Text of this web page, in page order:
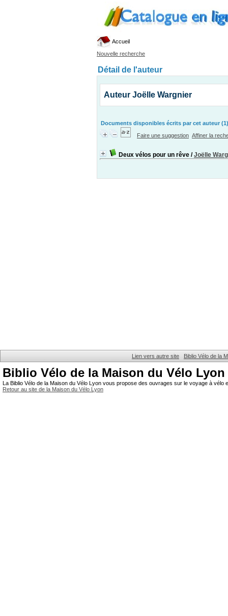
Accueil
Nouvelle recherche
Détail de l'auteur
Auteur Joëlle Wargnier
Documents disponibles écrits par cet auteur (1)
Faire une suggestion Affiner la
Deux vélos pour un rêve /Joëlle
Lien vers autre site Biblio Vélo de la
Biblio Vélo de la Maison du Vélo Lyon
La Biblio Vélo de la Maison du Vélo Lyon vous propose des ouvrages sur le voyage à
Retour au site de la Maison du Vélo Lyon